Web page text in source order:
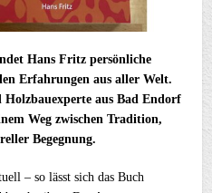
Hans Fritz persönliche
Erfahrungen aus aller Welt.
aus Bad Endorf
Weg zwischen Tradition,
Begegnung.
– so lässt sich das Buch